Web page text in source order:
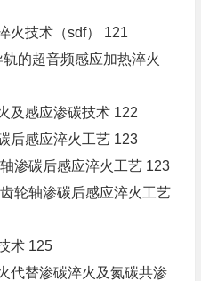
火技术（sdf） 121
的超音频感应加热淬火
及感应渗碳技术 122
后感应淬火工艺 123
渗碳后感应淬火工艺 123
轮轴渗碳后感应淬火工艺
术 125
代替渗碳淬火及氮碳共渗